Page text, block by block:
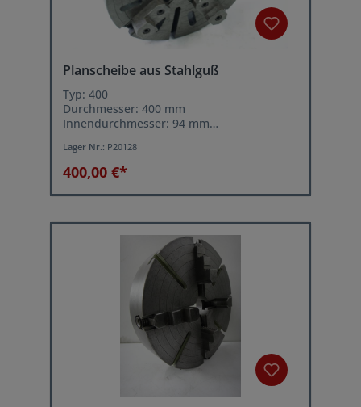
Planscheibe aus Stahlguß
Typ: 400
Durchmesser: 400 mm
Innendurchmesser: 94 mm
Aufnahme: Kurzkegel DIN 55022 Größe 6
Lager Nr.: P20128
400,00 €*